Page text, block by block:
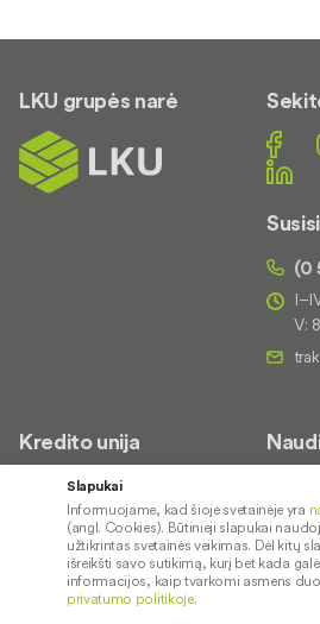
LKU grupės narė
(0
V:
Kredito unija
Apie mus
Kontaktai
Karjera
Socialinė atsakomybė
įkainiai
Slapukai
Informuojame, kad šioje svetainėje yra
(angl. Cookies). Būtinieji slapukai
užtikrintas svetainės veikimas. Dėl kitų
išreikšti savo sutikimą, kurį bet kada
informacijos, kaip tvarkomi asmens
privatumo politikoje.